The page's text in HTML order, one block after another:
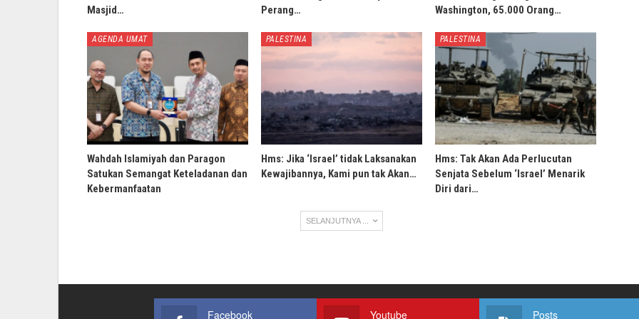
Masjid…
Perang…
Washington, 65.000 Orang…
AGENDA UMAT
Wahdah Islamiyah dan Paragon
Satukan Semangat Keteladanan dan
Kebermanfaatan
PALESTINA
Hms: Jika ‘Israel’ tidak Laksanakan
Kewajibannya, Kami pun tak Akan…
PALESTINA
Hms: Tak Akan Ada Perlucutan
Senjata Sebelum ‘Israel’ Menarik
Diri dari…
SELANJUTNYA ...
Facebook Youtube Posts